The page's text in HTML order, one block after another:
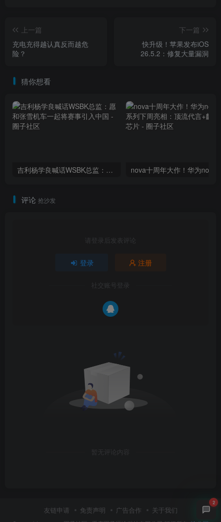
上一篇
充电充得越认真反而越危
险？
下一篇
快升级！苹果发布iOS
26.5.2：修复大量漏洞
猜你想看
吉利杨学良喊话WSBK总监：愿和张雪机车一起将赛事引入中国
评论 抢沙发
请登录后发表评论
登录 注册
社交账号登录
暂无评论内容
友链申请 免责声明 广告合作 关于我们
2